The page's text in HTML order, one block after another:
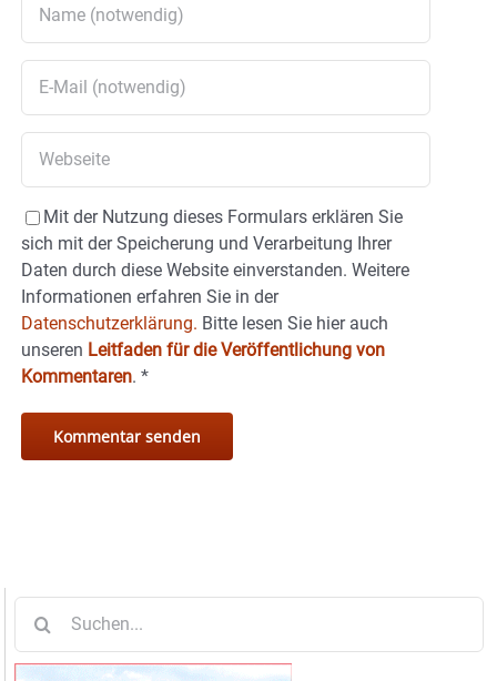
Mit der Nutzung dieses Formulars erklären Sie
sich mit der Speicherung und Verarbeitung Ihrer
Daten durch diese Website einverstanden. Weitere
Informationen erfahren Sie in der
Datenschutzerklärung. Bitte lesen Sie hier auch
unseren Leitfaden für die Veröffentlichung von
Kommentaren. *
nach: